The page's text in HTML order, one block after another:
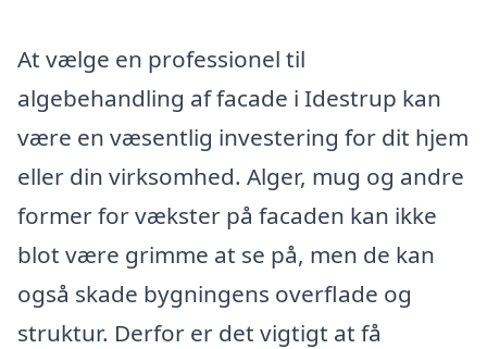
At vælge en professionel til
algebehandling af facade i Idestrup kan
være en væsentlig investering for dit hjem
eller din virksomhed. Alger, mug og andre
former for vækster på facaden kan ikke
blot være grimme at se på, men de kan
også skade bygningens overflade og
struktur. Derfor er det vigtigt at få